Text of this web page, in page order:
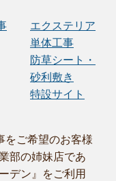
エクステリア
単体工事
防草シート・
砂利敷き
特設サイト
をご希望のお客様
部の姉妹店であ
デン』をご利用